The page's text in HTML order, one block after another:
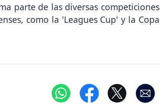
parte de las diversas competiciones
como la 'Leagues Cup' y la Copa